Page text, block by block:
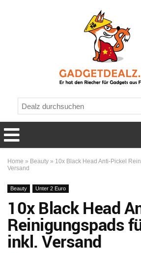
Home » Beauty » 10x Black Head Anti-Pickel
Versand
Beauty Unter 2 Euro
10x Black Head
Reinigungspads
inkl. Versand